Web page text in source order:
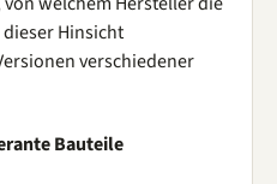
Hinsicht
verschiedener
Bauteile